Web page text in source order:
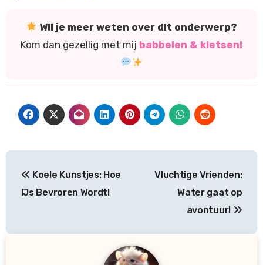
Wil je meer weten over dit onderwerp?
Kom dan gezellig met mij babbelen & kletsen!
navigatie
Koele Kunstjes: Hoe
IJs Bevroren Wordt!
Vluchtige Vrienden:
Water gaat op
avontuur!